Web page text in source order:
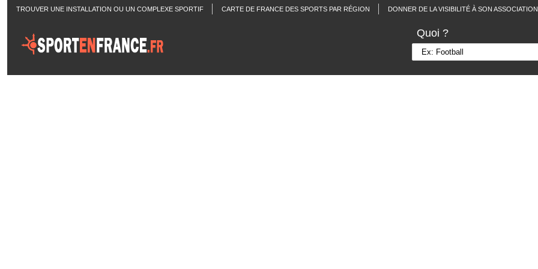
TROUVER UNE INSTALLATION OU UN COMPLEXE SPORTIF CARTE DE FRANCE DES SPORTS PAR RÉGION DONNER DE LA VISIBILITÉ À SON ASSOCIATION
Quoi ?